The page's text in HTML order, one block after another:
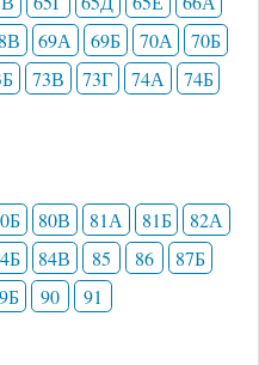
69А 69Б 70А
70Б
73В 73Г 74А
74Б
80В 81А 81Б
82А
84В 85 86
87Б
90 91